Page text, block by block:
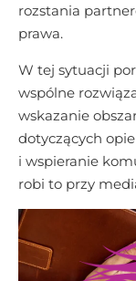
rozstania
prawa.
W tej sytuacji
wspólne
wskazanie
dotyczących
i wspieranie
robi to przy